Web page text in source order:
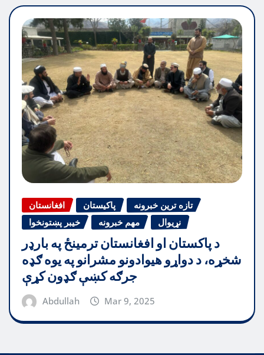
افغانستان پاکیستان
تازه ترین خبرونه
خیبر پښتونخوا
مهم خبرونه نړیوال
د پاکستان او افغانستان ترمینځ په بارډر
شخړه، د دواړو هیوادونو مشرانو په یوه ګډه
جرګه کښې ګډون کړې
Abdullah Mar 9, 2025